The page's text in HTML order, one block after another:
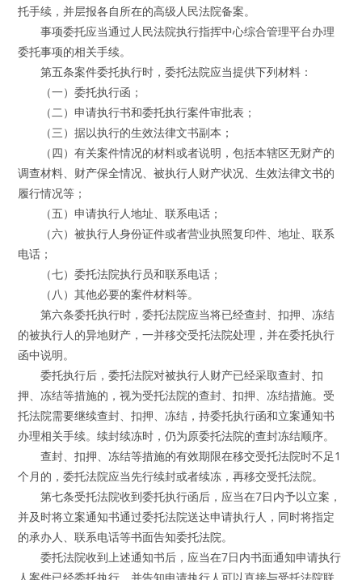
托手续，并层报各自所在的高级人民法院备案。
事项委托应当通过人民法院执行指挥中心综合管理平台办理
委托事项的相关手续。
第五条案件委托执行时，委托法院应当提供下列材料：
（一）委托执行函；
（二）申请执行书和委托执行案件审批表；
（三）据以执行的生效法律文书副本；
（四）有关案件情况的材料或者说明，包括本辖区无财产的
调查材料、财产保全情况、被执行人财产状况、生效法律文书的
履行情况等；
（五）申请执行人地址、联系电话；
（六）被执行人身份证件或者营业执照复印件、地址、联系
电话；
（七）委托法院执行员和联系电话；
（八）其他必要的案件材料等。
第六条委托执行时，委托法院应当将已经查封、扣押、冻结
的被执行人的异地财产，一并移交受托法院处理，并在委托执行
函中说明。
委托执行后，委托法院对被执行人财产已经采取查封、扣
押、冻结等措施的，视为受托法院的查封、扣押、冻结措施。受
托法院需要继续查封、扣押、冻结，持委托执行函和立案通知书
办理相关手续。续封续冻时，仍为原委托法院的查封冻结顺序。
查封、扣押、冻结等措施的有效期限在移交受托法院时不足1
个月的，委托法院应当先行续封或者续冻，再移交受托法院。
第七条受托法院收到委托执行函后，应当在7日内予以立案，
并及时将立案通知书通过委托法院送达申请执行人，同时将指定
的承办人、联系电话等书面告知委托法院。
委托法院收到上述通知书后，应当在7日内书面通知申请执行